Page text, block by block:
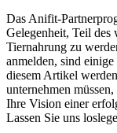
Das Anifit-
Gelegenheit, Teil des
Tiernahrung zu
anmelden, sind
diesem Artikel
unternehmen
Ihre Vision einer
Lassen Sie uns